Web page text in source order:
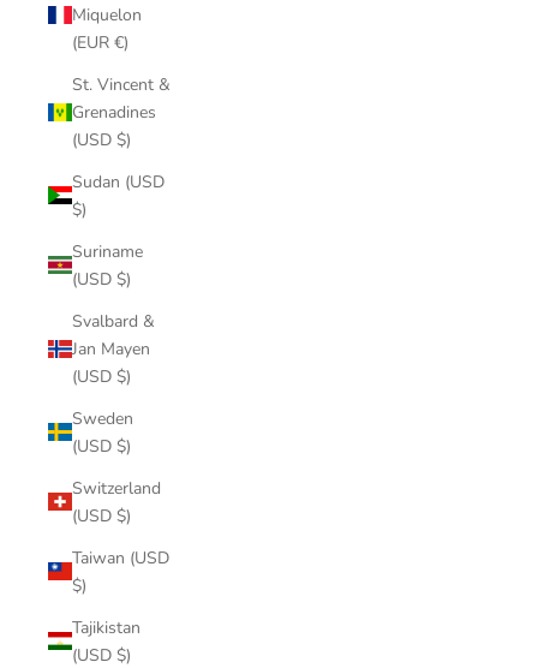
Miquelon
(EUR €)
St. Vincent &
Grenadines
(USD $)
Sudan (USD
$)
Suriname
(USD $)
Svalbard &
Jan Mayen
(USD $)
Sweden
(USD $)
Switzerland
(USD $)
Taiwan (USD
$)
Tajikistan
(USD $)